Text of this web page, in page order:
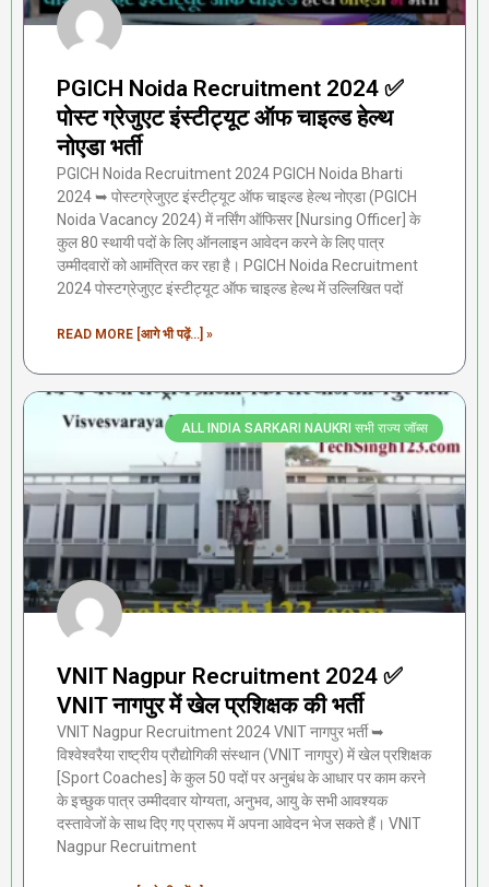
PGICH Noida Recruitment 2024 ✅
पोस्ट ग्रेजुएट इंस्टीट्यूट ऑफ चाइल्ड हेल्थ
नोएडा भर्ती
PGICH Noida Recruitment 2024 PGICH Noida Bharti
2024 ➥ पोस्टग्रेजुएट इंस्टीट्यूट ऑफ चाइल्ड हेल्थ नोएडा (PGICH
Noida Vacancy 2024) में नर्सिंग ऑफिसर [Nursing Officer] के
कुल 80 स्थायी पदों के लिए ऑनलाइन आवेदन करने के लिए पात्र
उम्मीदवारों को आमंत्रित कर रहा है। PGICH Noida Recruitment
2024 पोस्टग्रेजुएट इंस्टीट्यूट ऑफ चाइल्ड हेल्थ में उल्लिखित पदों
READ MORE [आगे भी पढ़ें...] »
ALL INDIA SARKARI NAUKRI सभी राज्य जॉब्स
VNIT Nagpur Recruitment 2024 ✅
VNIT नागपुर में खेल प्रशिक्षक की भर्ती
VNIT Nagpur Recruitment 2024 VNIT नागपुर भर्ती ➥
विश्वेश्वरैया राष्ट्रीय प्रौद्योगिकी संस्थान (VNIT नागपुर) में खेल प्रशिक्षक
[Sport Coaches] के कुल 50 पदों पर अनुबंध के आधार पर काम करने
के इच्छुक पात्र उम्मीदवार योग्यता, अनुभव, आयु के सभी आवश्यक
दस्तावेजों के साथ दिए गए प्रारूप में अपना आवेदन भेज सकते हैं। VNIT
Nagpur Recruitment